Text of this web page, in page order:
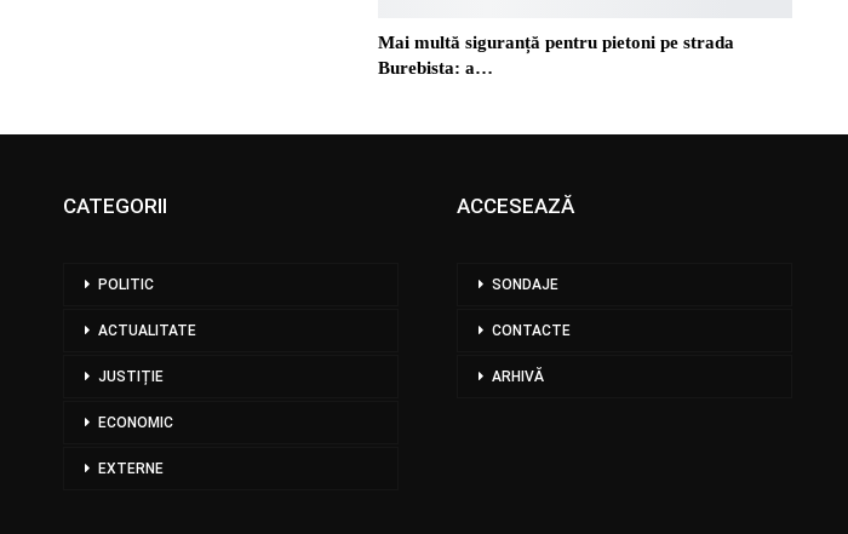
Mai multă siguranță pentru pietoni pe strada
Burebista: a…
CATEGORII
POLITIC
ACTUALITATE
JUSTIȚIE
ECONOMIC
EXTERNE
ACCESEAZĂ
SONDAJE
CONTACTE
ARHIVĂ